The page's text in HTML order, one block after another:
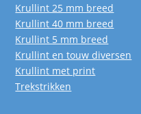
Krullint 25 mm breed
Krullint 40 mm breed
Krullint 5 mm breed
Krullint en touw diversen
Krullint met print
Trekstrikken